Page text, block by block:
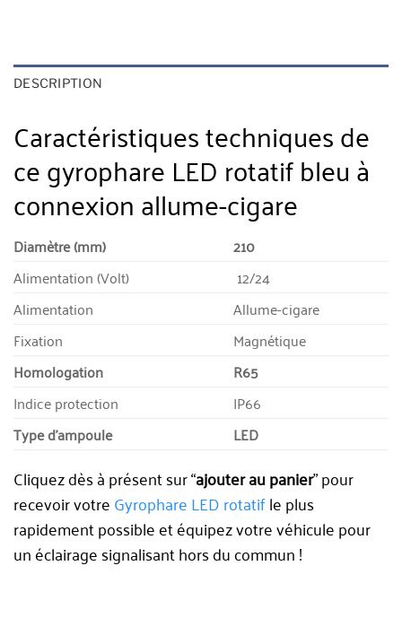
DESCRIPTION
Caractéristiques techniques de
ce gyrophare LED rotatif bleu à
connexion allume-cigare
Diamètre (mm)
210
Alimentation (Volt)
12/24
Alimentation
Allume-cigare
Fixation
Magnétique
Homologation
R65
Indice protection
IP66
Type d’ampoule
LED
Cliquez dès à présent sur “ajouter au panier” pour
recevoir votreGyrophare LED rotatifle plus
rapidement possible et équipez votre véhicule pour
un éclairage signalisant hors du commun !